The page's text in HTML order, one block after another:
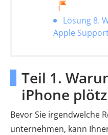
Lösung 8.
Apple
Teil 1.
iPhone
Bevor Sie irgendwelche
unternehmen, kann